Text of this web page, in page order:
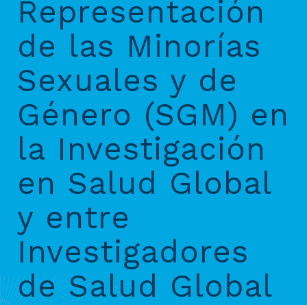
Representación
de las Minorías
Sexuales y de
Género (SGM) en
la Investigación
en Salud Global
y entre
Investigadores
de Salud Global